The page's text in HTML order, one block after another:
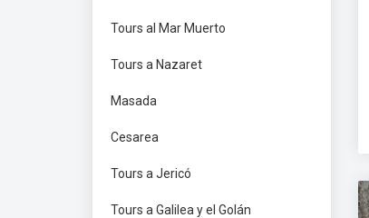
Tours al Mar Muerto
Tours a Nazaret
Masada
Cesarea
Tours a Jericó
Tours a Galilea y el Golán